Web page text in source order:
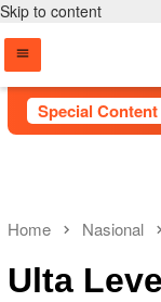
Skip to content
Special Content
Dinilai Efektif
Home Nasional
Ulta